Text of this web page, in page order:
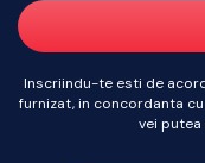
Inscriindu-te esti de
furnizat, in concordanta
vei